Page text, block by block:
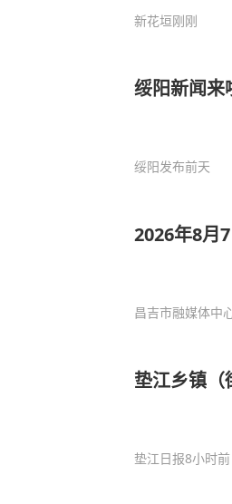
新花垣刚刚
绥阳新闻来
绥阳发布前天
2026年8月
昌吉市融媒体中
垫江乡镇（
垫江日报8小时前